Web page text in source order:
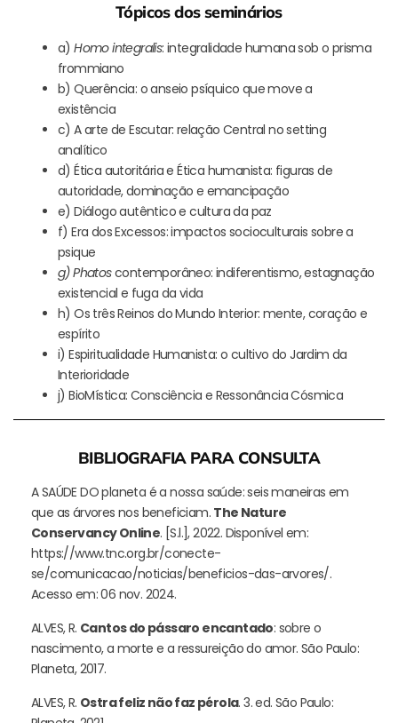
Tópicos dos seminários
a) Homo integralis: integralidade humana sob o prisma
frommiano
b) Querência: o anseio psíquico que move a
existência
c) A arte de Escutar: relação Central no setting
analítico
d) Ética autoritária e Ética humanista: figuras de
autoridade, dominação e emancipação
e) Diálogo autêntico e cultura da paz
f) Era dos Excessos: impactos socioculturais sobre a
psique
g) Phatoscontemporâneo: indiferentismo, estagnação
existencial e fuga da vida
h) Os três Reinos do Mundo Interior: mente, coração e
espírito
i) Espiritualidade Humanista: o cultivo do Jardim da
Interioridade
j) BioMística: Consciência e Ressonância Cósmica
BIBLIOGRAFIA PARA CONSULTA
A SAÚDE DO planeta é a nossa saúde: seis maneiras em
que as árvores nos beneficiam. The Nature
Conservancy Online. [S.l.], 2022. Disponível em:
https://www.tnc.org.br/conecte-
se/comunicacao/noticias/beneficios-das-arvores/.
Acesso em: 06 nov. 2024.
ALVES, R. Cantos do pássaro encantado: sobre o
nascimento, a morte e a ressureição do amor. São Paulo:
Planeta, 2017.
ALVES, R. Ostra feliz não faz pérola. 3. ed. São Paulo: